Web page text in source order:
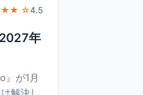
☆4.5
年
』が1月
解決し